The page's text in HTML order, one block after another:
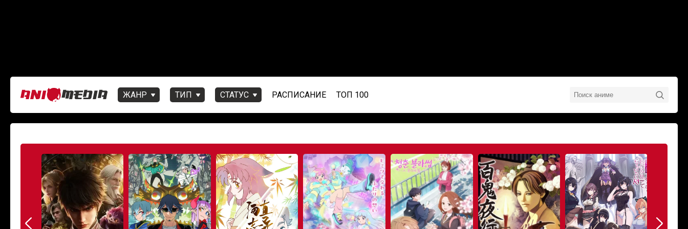
ЖАНР ТИП СТАТУС РАСПИСАНИЕ ТОП 100